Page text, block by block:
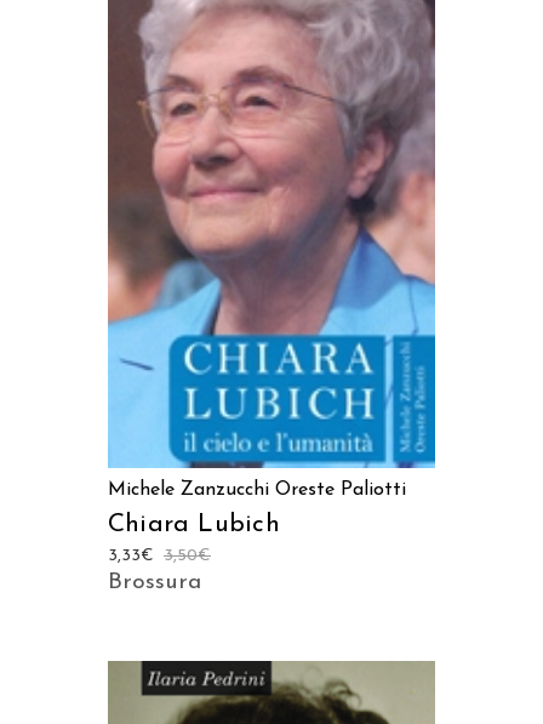
AGGIUNGI AL CARRELLO
Michele Zanzucchi Oreste Paliotti
Chiara Lubich
3,50€
3,33€
Brossura